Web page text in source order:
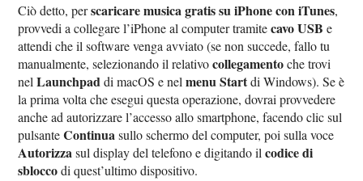
Ciò detto, perscaricare musica gratis su iPhone con iTunes,
provvedi a collegare l’iPhone al computer tramitecavo USB e
attendi che il software venga avviato (se non succede, fallo tu
manualmente, selezionando il relativocollegamentoche trovi
nelLaunchpaddi macOS e nelmenu Startdi Windows). Se è
la prima volta che esegui questa operazione, dovrai provvedere
anche ad autorizzare l’accesso allo smartphone, facendo clic sul
pulsanteContinuasullo schermo del computer, poi sulla voce
Autorizzasul display del telefono e digitando ilcodice di
sbloccodi quest’ultimo dispositivo.